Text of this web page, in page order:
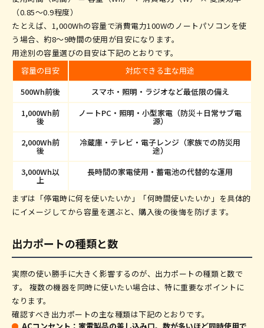
（0.85〜0.9程度）
たとえば、1,000Whの容量で消費電力100Wのノートパソコンを使
う場合、約8〜9時間の使用が目安になります。
用途別の容量選びの目安は下記のとおりです。
容量の目安
対応できる主な用途
500Wh前後
スマホ・照明・ラジオなど最低限の備え
1,000Wh前
後
ノートPC・照明・小型家電（防災＋日常サブ電
源）
2,000Wh前
後
冷蔵庫・テレビ・電子レンジ（家族での防災用
途）
3,000Wh以
上
長時間の家電使用・蓄電池の代替的な運用
まずは「停電時に何を使いたいか」「何時間使いたいか」を具体的
にイメージしてから容量を選ぶと、購入後の後悔を防げます。
出力ポートの種類と数
実際の使い勝手に大きく影響するのが、出力ポートの種類と数で
す。 複数の機器を同時に使いたい場合は、特に重要なポイントに
なります。
確認すべき出力ポートの主な種類は下記のとおりです。